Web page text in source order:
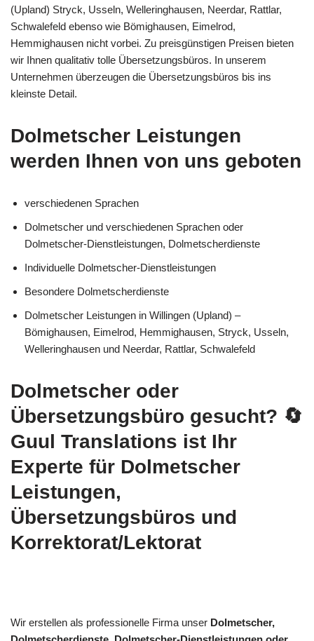
(Upland) Stryck, Usseln, Welleringhausen, Neerdar, Rattlar,
Schwalefeld ebenso wie Bömighausen, Eimelrod,
Hemmighausen nicht vorbei. Zu preisgünstigen Preisen bieten
wir Ihnen qualitativ tolle Übersetzungsbüros. In unserem
Unternehmen überzeugen die Übersetzungsbüros bis ins
kleinste Detail.
Dolmetscher Leistungen
werden Ihnen von uns geboten
verschiedenen Sprachen
Dolmetscher und verschiedenen Sprachen oder
Dolmetscher-Dienstleistungen, Dolmetscherdienste
Individuelle Dolmetscher-Dienstleistungen
Besondere Dolmetscherdienste
Dolmetscher Leistungen in Willingen (Upland) –
Bömighausen, Eimelrod, Hemmighausen, Stryck, Usseln,
Welleringhausen und Neerdar, Rattlar, Schwalefeld
Dolmetscher oder
Übersetzungsbüro gesucht? 🔄
Guul Translations ist Ihr
Experte für Dolmetscher
Leistungen,
Übersetzungsbüros und
Korrektorat/Lektorat
Wir erstellen als professionelle Firma unser Dolmetscher,